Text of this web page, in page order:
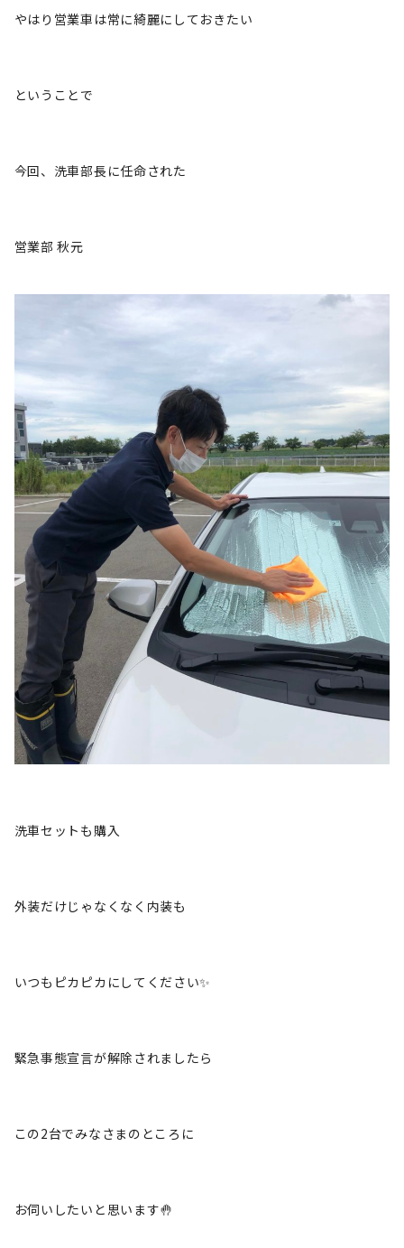
やはり営業車は常に綺麗にしておきたい
ということで
今回、洗車部長に任命された
営業部 秋元
洗車セットも購入
外装だけじゃなくなく内装も
いつもピカピカにしてください✨
緊急事態宣言が解除されましたら
この2台でみなさまのところに
お伺いしたいと思います🤚